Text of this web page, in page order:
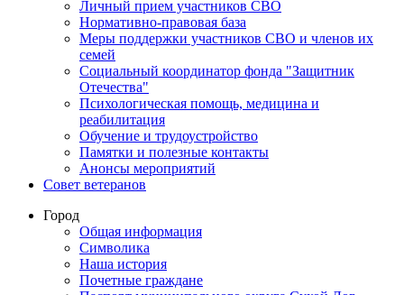
Личный прием участников СВО
Нормативно-правовая база
Меры поддержки участников СВО и членов их
семей
Социальный координатор фонда "Защитник
Отечества"
Психологическая помощь, медицина и
реабилитация
Обучение и трудоустройство
Памятки и полезные контакты
Анонсы мероприятий
Совет ветеранов
Город
Общая информация
Символика
Наша история
Почетные граждане